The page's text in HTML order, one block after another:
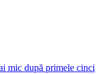
mic după primele cinci